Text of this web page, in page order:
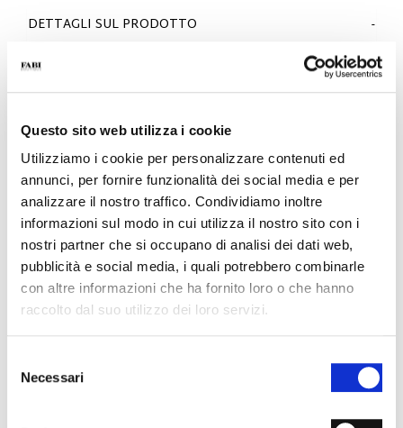
Questo sito web utilizza i cookie
Utilizziamo i cookie per personalizzare contenuti ed
annunci, per fornire funzionalità dei social media e per
analizzare il nostro traffico. Condividiamo inoltre
informazioni sul modo in cui utilizza il nostro sito con i
nostri partner che si occupano di analisi dei dati web,
pubblicità e social media, i quali potrebbero combinarle
con altre informazioni che ha fornito loro o che hanno
raccolto dal suo utilizzo dei loro servizi.
delNecessari
DETTAGLI SUL PRODOTTO
- Colore: Nero
PERCHÉ È SPECIALE?
MATERIALI PREMIUM MADE IN ITALY LEGGEREZZA E